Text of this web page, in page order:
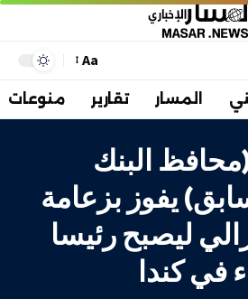
Aa
المسار تقارير منوعات
البنك
يفوز بزعامة
ليصبح رئيسا
في كندا